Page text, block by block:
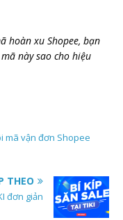
hoàn xu Shopee, bạn
này sao cho hiệu
mã vận đơn Shopee
THEO
đơn giản